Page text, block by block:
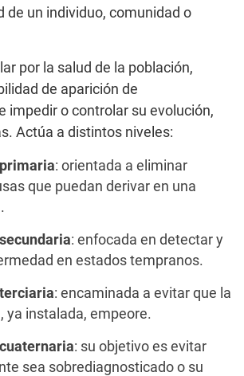
de un individuo, comunidad o
por la salud de la población,
de aparición de
impedir o controlar su evolución,
Actúa a distintos niveles:
: orientada a eliminar
que puedan derivar en una
: enfocada en detectar y
en estados tempranos.
: encaminada a evitar que la
ya instalada, empeore.
: su objetivo es evitar
sea sobrediagnosticado o su